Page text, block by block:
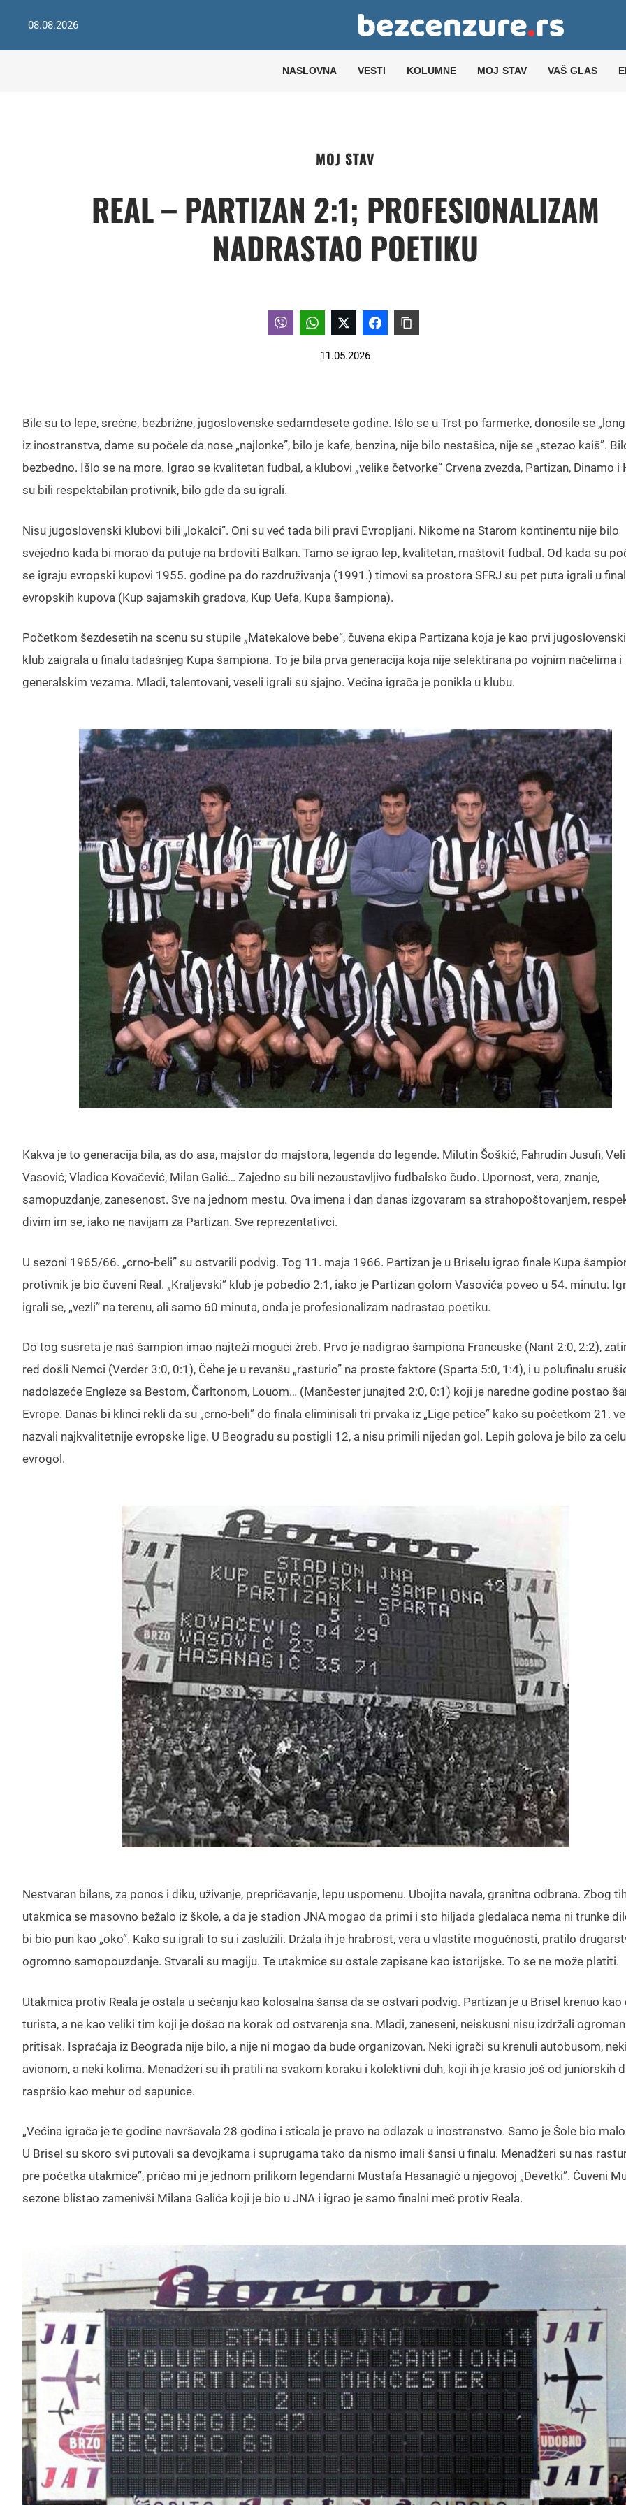
08.08.2026
NASLOVNA VESTI KOLUMNE MOJ STAV VAŠ GLAS
MOJ STAV
REAL – PARTIZAN 2:1; PROFESIONALIZAM
NADRASTAO POETIKU
11.05.2026
Bile su to lepe, srećne, bezbrižne, jugoslovenske sedamdesete godine. Išlo se u Trst po farmerke, donosile se
iz inostranstva, dame su počele da nose „najlonke”, bilo je kafe, benzina, nije bilo nestašica, nije se „stezao kaiš”.
bezbedno. Išlo se na more. Igrao se kvalitetan fudbal, a klubovi „velike četvorke” Crvena zvezda, Partizan, Dinamo i
su bili respektabilan protivnik, bilo gde da su igrali.
Nisu jugoslovenski klubovi bili „lokalci”. Oni su već tada bili pravi Evropljani. Nikome na Starom kontinentu nije bilo
svejedno kada bi morao da putuje na brdoviti Balkan. Tamo se igrao lep, kvalitetan, maštovit fudbal. Od kada su
se igraju evropski kupovi 1955. godine pa do razdruživanja (1991.) timovi sa prostora SFRJ su pet puta igrali u
evropskih kupova (Kup sajamskih gradova, Kup Uefa, Kupa šampiona).
Početkom šezdesetih na scenu su stupile „Matekalove bebe”, čuvena ekipa Partizana koja je kao prvi
klub zaigrala u finalu tadašnjeg Kupa šampiona. To je bila prva generacija koja nije selektirana po vojnim načelima i
generalskim vezama. Mladi, talentovani, veseli igrali su sjajno. Većina igrača je ponikla u klubu.
Kakva je to generacija bila, as do asa, majstor do majstora, legenda do legende. Milutin Šoškić, Fahrudin Jusufi,
Vasović, Vladica Kovačević, Milan Galić… Zajedno su bili nezaustavljivo fudbalsko čudo. Upornost, vera, znanje,
samopuzdanje, zanesenost. Sve na jednom mestu. Ova imena i dan danas izgovaram sa strahopoštovanjem,
divim im se, iako ne navijam za Partizan. Sve reprezentativci.
U sezoni 1965/66. „crno-beli” su ostvarili podvig. Tog 11. maja 1966. Partizan je u Briselu igrao finale Kupa
protivnik je bio čuveni Real. „Kraljevski” klub je pobedio 2:1, iako je Partizan golom Vasovića poveo u 54. minutu.
igrali se, „vezli” na terenu, ali samo 60 minuta, onda je profesionalizam nadrastao poetiku.
Do tog susreta je naš šampion imao najteži mogući žreb. Prvo je nadigrao šampiona Francuske (Nant 2:0, 2:2),
red došli Nemci (Verder 3:0, 0:1), Čehe je u revanšu „rasturio” na proste faktore (Sparta 5:0, 1:4), i u polufinalu
nadolazeće Engleze sa Bestom, Čarltonom, Louom… (Mančester junajted 2:0, 0:1) koji je naredne godine postao
Evrope. Danas bi klinci rekli da su „crno-beli” do finala eliminisali tri prvaka iz „Lige petice” kako su početkom 21.
nazvali najkvalitetnije evropske lige. U Beogradu su postigli 12, a nisu primili nijedan gol. Lepih golova je bilo za
evrogol.
Nestvaran bilans, za ponos i diku, uživanje, prepričavanje, lepu uspomenu. Ubojita navala, granitna odbrana. Zbog
utakmica se masovno bežalo iz škole, a da je stadion JNA mogao da primi i sto hiljada gledalaca nema ni trunke
bi bio pun kao „oko”. Kako su igrali to su i zaslužili. Držala ih je hrabrost, vera u vlastite mogućnosti, pratilo
ogromno samopouzdanje. Stvarali su magiju. Te utakmice su ostale zapisane kao istorijske. To se ne može platiti.
Utakmica protiv Reala je ostala u sećanju kao kolosalna šansa da se ostvari podvig. Partizan je u Brisel krenuo kao
turista, a ne kao veliki tim koji je došao na korak od ostvarenja sna. Mladi, zaneseni, neiskusni nisu izdržali ogroman
pritisak. Ispraćaja iz Beograda nije bilo, a nije ni mogao da bude organizovan. Neki igrači su krenuli autobusom, neki
avionom, a neki kolima. Menadžeri su ih pratili na svakom koraku i kolektivni duh, koji ih je krasio još od juniorskih
raspršio kao mehur od sapunice.
„Većina igrača je te godine navršavala 28 godina i sticala je pravo na odlazak u inostranstvo. Samo je Šole bio
U Brisel su skoro svi putovali sa devojkama i suprugama tako da nismo imali šansi u finalu. Menadžeri su nas
pre početka utakmice”, pričao mi je jednom prilikom legendarni Mustafa Hasanagić u njegovoj „Devetki”. Čuveni
sezone blistao zamenivši Milana Galića koji je bio u JNA i igrao je samo finalni meč protiv Reala.